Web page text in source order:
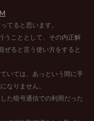
てると思います。
うこととして、その内正解
ぜると言う使い方をすると
いては、あっという間に手
なりません。
た暗号通信での利用だった